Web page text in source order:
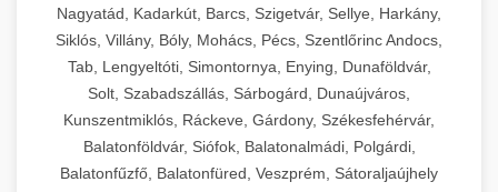
Nagyatád, Kadarkút, Barcs, Szigetvár, Sellye, Harkány,
Siklós, Villány, Bóly, Mohács, Pécs, Szentlőrinc Andocs,
Tab, Lengyeltóti, Simontornya, Enying, Dunaföldvár,
Solt, Szabadszállás, Sárbogárd, Dunaújváros,
Kunszentmiklós, Ráckeve, Gárdony, Székesfehérvár,
Balatonföldvár, Siófok, Balatonalmádi, Polgárdi,
Balatonfűzfő, Balatonfüred, Veszprém, Sátoraljaújhely